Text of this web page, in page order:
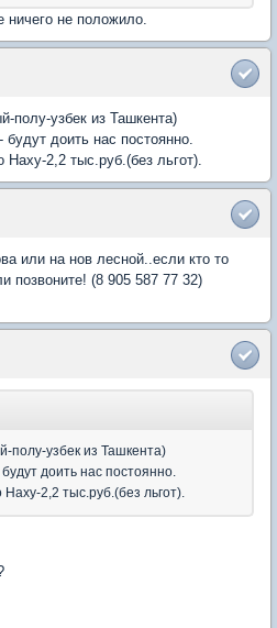
ничего не положило.
полу-узбек из Ташкента)
доить нас постоянно.
2,2 тыс.руб.(без льгот).
или на нов лесной..если кто то
позвоните! (8 905 587 77 32)
полу-узбек из Ташкента)
доить нас постоянно.
2,2 тыс.руб.(без льгот).